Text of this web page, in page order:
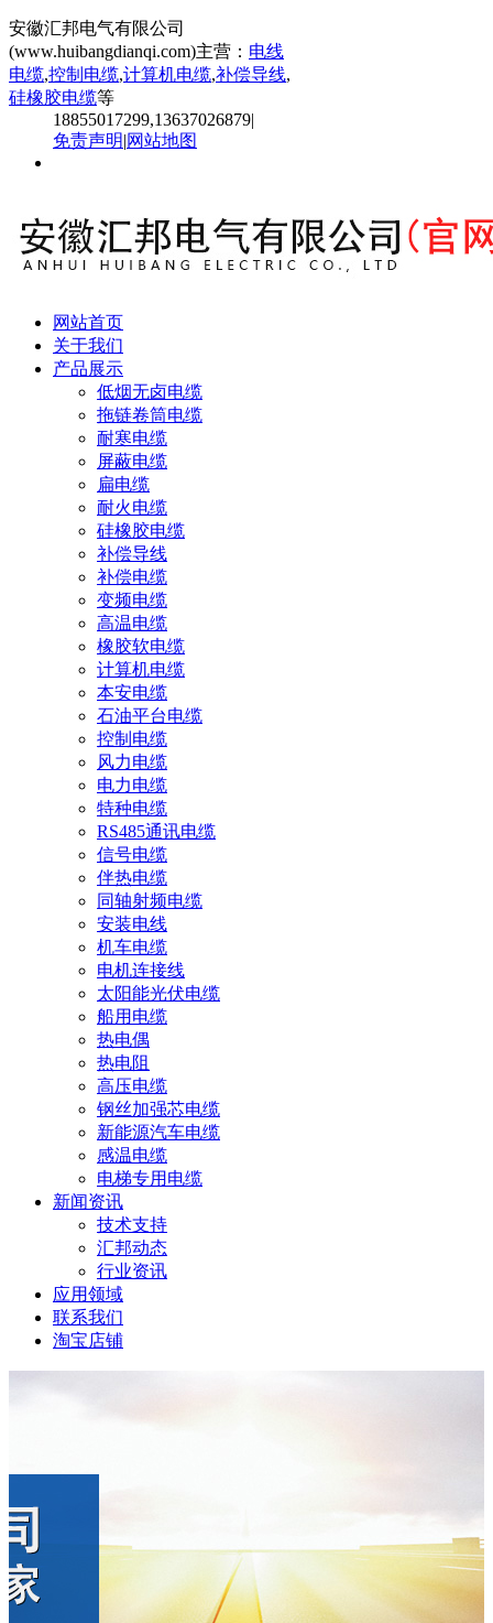
安徽汇邦电气有限公司
(www.huibangdianqi.com)主营： 电线
电缆,控制电缆,计算机电缆,补偿导线,
硅橡胶电缆等
18855017299,13637026879|
免责声明|网站地图
网站首页
关于我们
产品展示
低烟无卤电缆
拖链卷筒电缆
耐寒电缆
屏蔽电缆
扁电缆
耐火电缆
硅橡胶电缆
补偿导线
补偿电缆
变频电缆
高温电缆
橡胶软电缆
计算机电缆
本安电缆
石油平台电缆
控制电缆
风力电缆
电力电缆
特种电缆
RS485通讯电缆
信号电缆
伴热电缆
同轴射频电缆
安装电线
机车电缆
电机连接线
太阳能光伏电缆
船用电缆
热电偶
热电阻
高压电缆
钢丝加强芯电缆
新能源汽车电缆
感温电缆
电梯专用电缆
新闻资讯
技术支持
汇邦动态
行业资讯
应用领域
联系我们
淘宝店铺